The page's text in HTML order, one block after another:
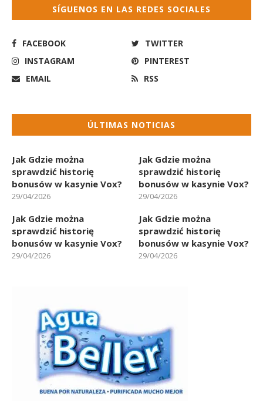
SÍGUENOS EN LAS REDES SOCIALES
FACEBOOK
TWITTER
INSTAGRAM
PINTEREST
EMAIL
RSS
ÚLTIMAS NOTICIAS
Jak Gdzie można
sprawdzić historię
bonusów w kasynie Vox?
29/04/2026
Jak Gdzie można
sprawdzić historię
bonusów w kasynie Vox?
29/04/2026
Jak Gdzie można
sprawdzić historię
bonusów w kasynie Vox?
29/04/2026
Jak Gdzie można
sprawdzić historię
bonusów w kasynie Vox?
29/04/2026